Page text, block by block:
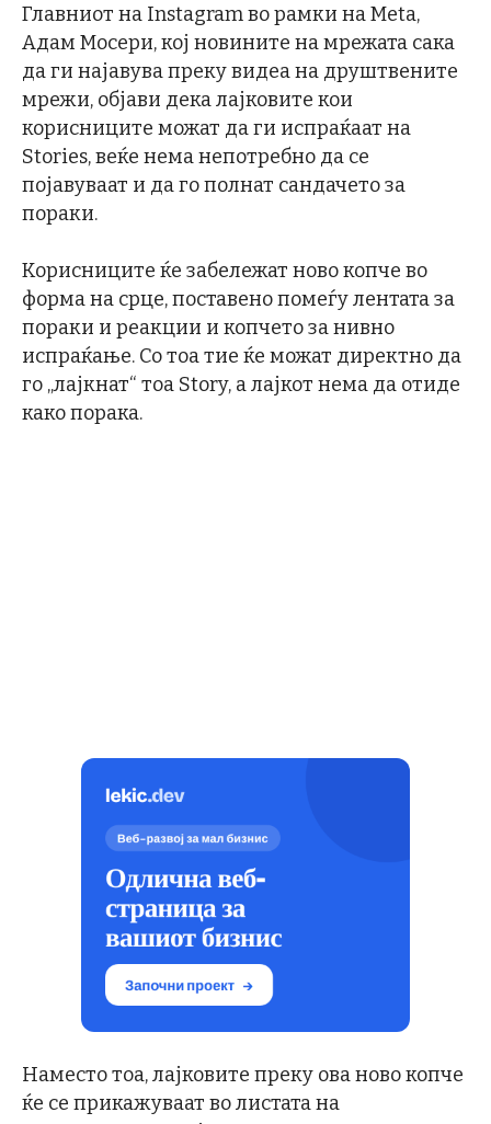
Главниот на Instagram во рамки на Meta,
Адам Мосери, кој новините на мрежата сака
да ги најавува преку видеа на друштвените
мрежи, објави дека лајковите кои
корисниците можат да ги испраќаат на
Stories, веќе нема непотребно да се
појавуваат и да го полнат сандачето за
пораки.
Корисниците ќе забележат ново копче во
форма на срце, поставено помеѓу лентата за
пораки и реакции и копчето за нивно
испраќање. Со тоа тие ќе можат директно да
го „лајкнат“ тоа Story, а лајкот нема да отиде
како порака.
Наместо тоа, лајковите преку ова ново копче
ќе се прикажуваат во листата на